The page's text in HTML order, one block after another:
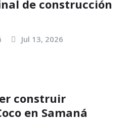
de construcción
Jul 13, 2026
construir
en Samaná